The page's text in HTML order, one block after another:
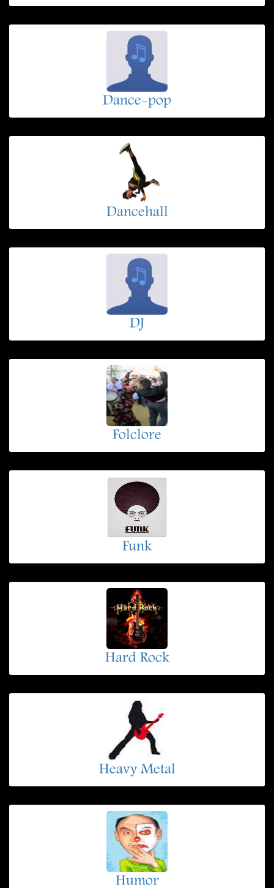
Dance-pop
Dancehall
DJ
Folclore
Funk
Hard Rock
Heavy Metal
Humor